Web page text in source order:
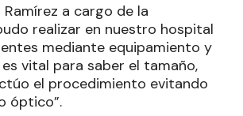
a cargo de la
realizar en nuestro hospital
mediante equipamiento y
vital para saber el tamaño,
el procedimiento evitando
óptico”.